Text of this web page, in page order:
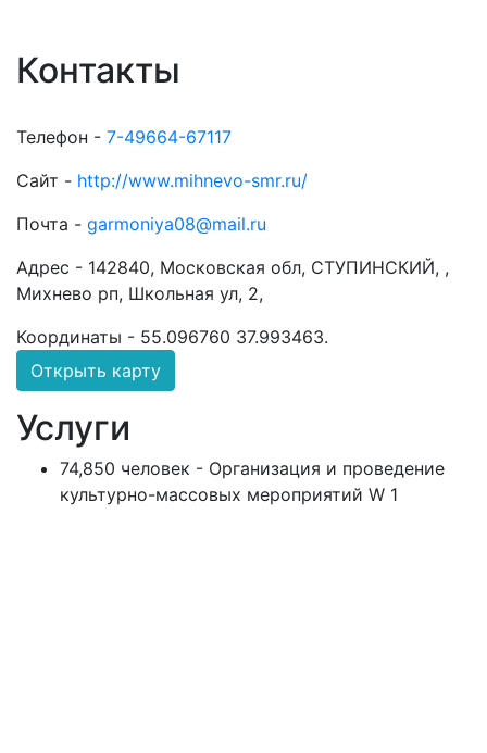
Контакты
Телефон - 7-49664-67117
Сайт - http://www.mihnevo-smr.ru/
Почта - garmoniya08@mail.ru
Адрес - 142840, Московская обл, СТУПИНСКИЙ, ,
Михнево рп, Школьная ул, 2,
Координаты - 55.096760 37.993463.
Открыть карту
Услуги
74,850 человек - Организация и проведение
культурно-массовых мероприятий W 1